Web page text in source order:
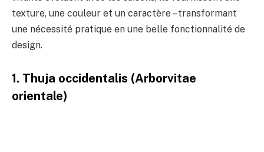
texture, une couleur et un caractère – transformant
une nécessité pratique en une belle fonctionnalité de
design.
1. Thuja occidentalis (Arborvitae
orientale)